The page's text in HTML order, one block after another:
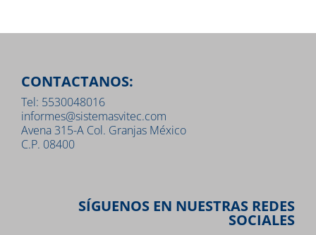
CONTACTANOS:
Tel: 5530048016
informes@sistemasvitec.com
Avena 315-A Col. Granjas México
C.P. 08400
SÍGUENOS EN NUESTRAS REDES
SOCIALES